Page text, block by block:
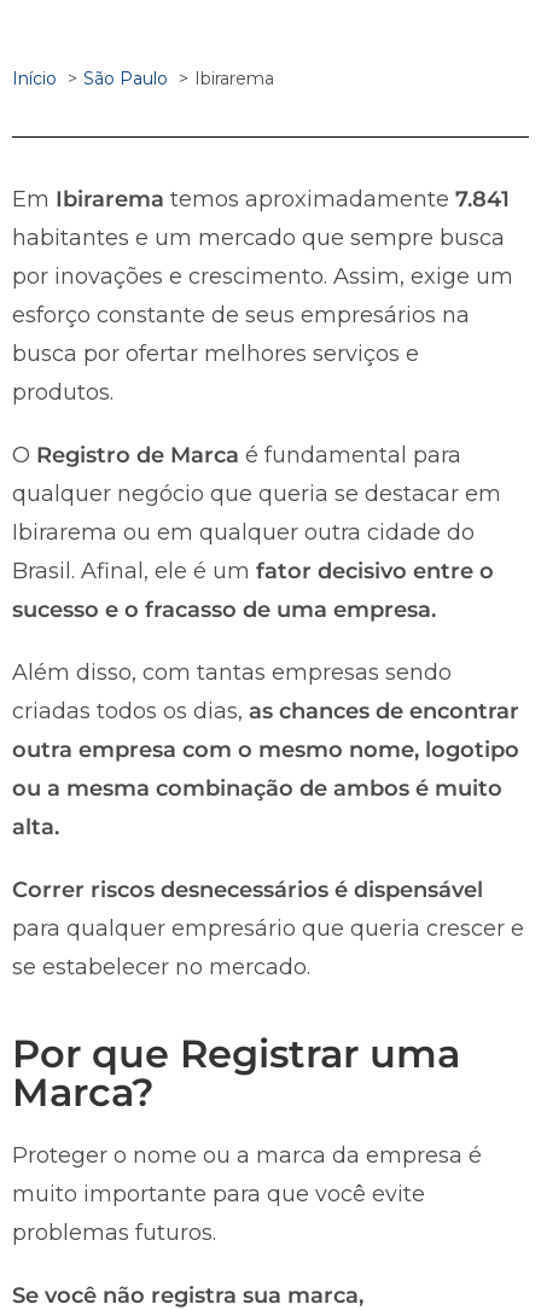
Início São Paulo Ibirarema
Em Ibirarema temos aproximadamente 7.841
habitantes e um mercado que sempre busca
por inovações e crescimento. Assim, exige um
esforço constante de seus empresários na
busca por ofertar melhores serviços e
produtos.
O Registro de Marca é fundamental para
qualquer negócio que queria se destacar em
Ibirarema ou em qualquer outra cidade do
Brasil. Afinal, ele é um fator decisivo entre o
sucesso e o fracasso de uma empresa.
Além disso, com tantas empresas sendo
criadas todos os dias, as chances de encontrar
outra empresa com o mesmo nome, logotipo
ou a mesma combinação de ambos é muito
alta.
Correr riscos desnecessários é dispensável
para qualquer empresário que queria crescer e
se estabelecer no mercado.
Por que Registrar uma
Marca?
Proteger o nome ou a marca da empresa é
muito importante para que você evite
problemas futuros.
Se você não registra sua marca,